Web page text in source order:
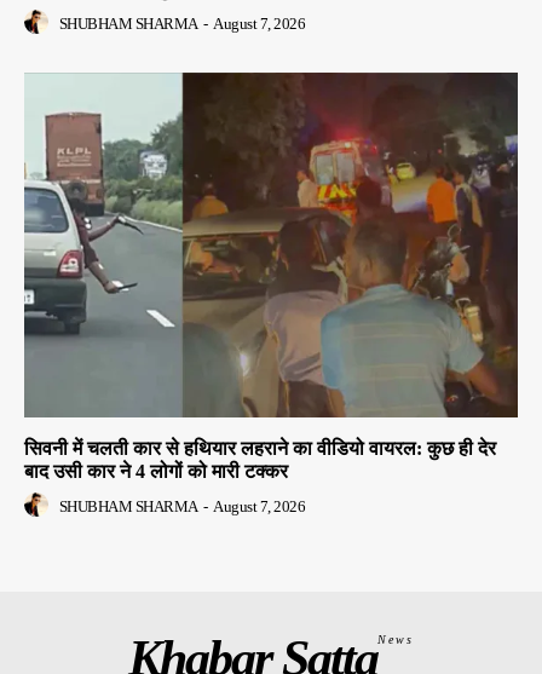
SHUBHAM SHARMA - August 7, 2026
सिवनी में चलती कार से हथियार लहराने का वीडियो वायरल: कुछ ही देर
बाद उसी कार ने 4 लोगों को मारी टक्कर
SHUBHAM SHARMA - August 7, 2026
Khabar SattaNews